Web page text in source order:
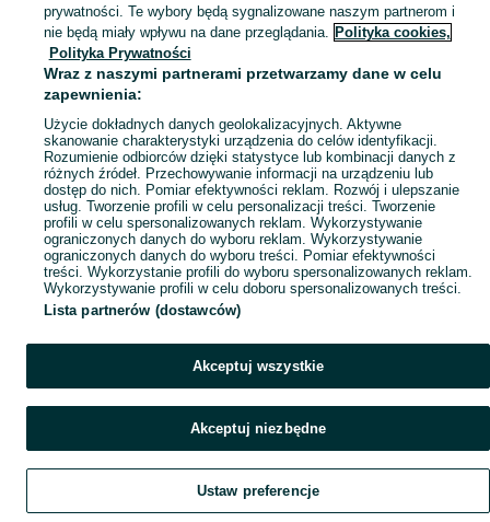
Mapa kategorii
Mapa miejscowości
Mapa ministron
Szukaj Obserwujesz Dodaj Czat Konto
prywatności. Te wybory będą sygnalizowane naszym partnerom i
nie będą miały wpływu na dane przeglądania. Polityka cookies,
Polityka Prywatności
Wraz z naszymi partnerami przetwarzamy dane w celu
zapewnienia:
Użycie dokładnych danych geolokalizacyjnych. Aktywne
skanowanie charakterystyki urządzenia do celów identyfikacji.
Rozumienie odbiorców dzięki statystyce lub kombinacji danych z
różnych źródeł. Przechowywanie informacji na urządzeniu lub
dostęp do nich. Pomiar efektywności reklam. Rozwój i ulepszanie
usług. Tworzenie profili w celu personalizacji treści. Tworzenie
profili w celu spersonalizowanych reklam. Wykorzystywanie
ograniczonych danych do wyboru reklam. Wykorzystywanie
ograniczonych danych do wyboru treści. Pomiar efektywności
treści. Wykorzystanie profili do wyboru spersonalizowanych reklam.
Wykorzystywanie profili w celu doboru spersonalizowanych treści.
Lista partnerów (dostawców)
Akceptuj wszystkie
Akceptuj niezbędne
Ustaw preferencje